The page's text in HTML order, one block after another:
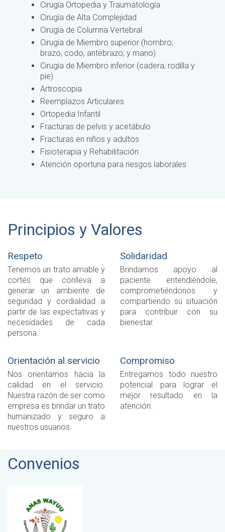
Cirugía Ortopedia y Traumatología
Cirugía de Alta Complejidad
Cirugía de Columna Vertebral
Cirugía de Miembro superior (hombro,
brazo, codo, antebrazo, y mano)
Cirugía de Miembro inferior (cadera, rodilla y
pie)
Artroscopia
Reemplazos Articulares
Ortopedia Infantil
Fracturas de pelvis y acetábulo
Fracturas en niños y adultos
Fisioterapia y Rehabilitación
Atención oportuna para riesgos laborales
Principios y Valores
Respeto
Tenemos un trato amable y
cortés que conlleva a
generar un ambiente de
seguridad y cordialidad a
partir de las expectativas y
necesidades de cada
persona.
Solidaridad
Brindamos apoyo al
paciente entendiéndole,
comprometiéndonos y
compartiendo su situación
para contribuir con su
bienestar.
Orientación al servicio
Nos orientamos hacia la
calidad en el servicio.
Nuestra razón de ser como
empresa es brindar un trato
humanizado y seguro a
nuestros usuarios.
Compromiso
Entregamos todo nuestro
potencial para lograr el
mejor resultado en la
atención.
Convenios